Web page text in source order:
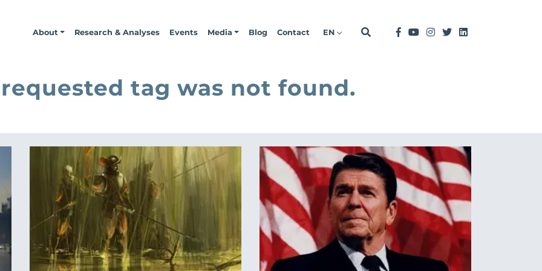
About Research & Analyses Events Media Blog Contact EN
tag was not found.